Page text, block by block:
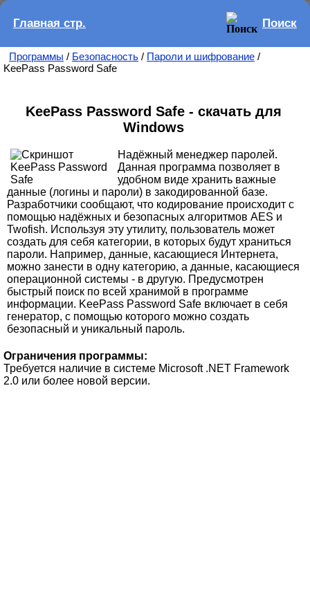
Главная стр. Поиск
Программы / Безопасность / Пароли и шифрование /
KeePass Password Safe
KeePass Password Safe - скачать для
Windows
Надёжный менеджер паролей.
Данная программа позволяет в
удобном виде хранить важные
данные (логины и пароли) в закодированной базе.
Разработчики сообщают, что кодирование происходит с
помощью надёжных и безопасных алгоритмов AES и
Twofish. Используя эту утилиту, пользователь может
создать для себя категории, в которых будут храниться
пароли. Например, данные, касающиеся Интернета,
можно занести в одну категорию, а данные, касающиеся
операционной системы - в другую. Предусмотрен
быстрый поиск по всей хранимой в программе
информации. KeePass Password Safe включает в себя
генератор, с помощью которого можно создать
безопасный и уникальный пароль.
Ограничения программы:
Требуется наличие в системе Microsoft .NET Framework
2.0 или более новой версии.